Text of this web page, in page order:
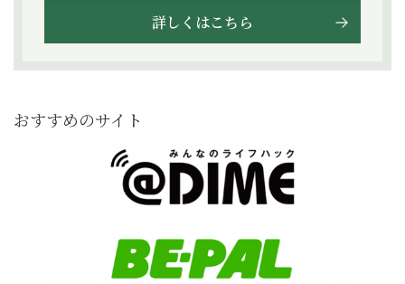
詳しくはこちら
おすすめのサイト